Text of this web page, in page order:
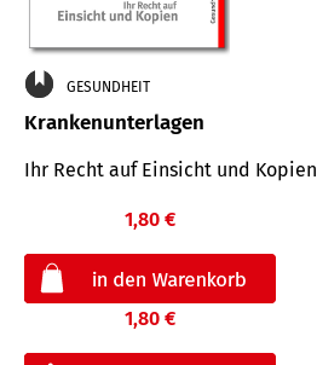
GESUNDHEIT
Krankenunterlagen
Ihr Recht auf Einsicht und Kopien
1,80 €
1,80 €